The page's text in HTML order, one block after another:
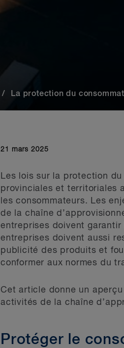
La protection du
21 mars 2025
Les lois sur la protection
provinciales et territoriales
les consommateurs. Les
de la chaîne
entreprises doivent
entreprises doivent aussi
publicité des produits et
conformer aux normes du
Cet article donne un
activités de la chaîne
Protéger le